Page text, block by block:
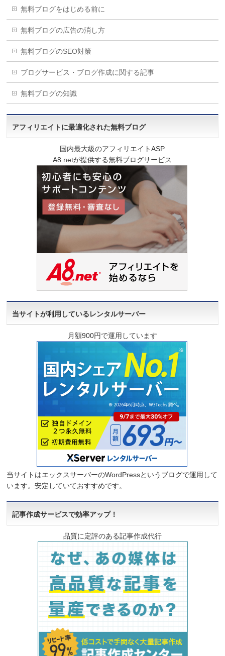
無料ブログをはじめる前に
無料ブログの広告の消し方
無料ブログのSEO対策
ブログサービス・ブログ作成に関する記事
無料ブログの知識
アフィリエイトに最適化された無料ブログ
国内最大級のアフィリエイトASP
A8.netが提供する無料ブログサービス
当サイトが利用しているレンタルサーバー
月額900円で運用しています
当サイトはエックスサーバーのWordPressというブログで運用して
います。安定していておすすめです。
記事作成サービスで効率アップ！
品質に定評のある記事作成代行